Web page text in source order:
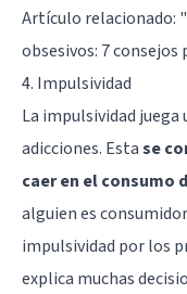
Artículo relacionado:
obsesivos: 7
4. Impulsividad
La impulsividad
adicciones. Estase
caer en el consumo
alguien es
impulsividad por los
explica muchas